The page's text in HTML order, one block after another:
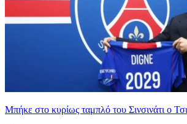
Mπήκε στο κυρίως ταμπλό του Σινσινάτι ο